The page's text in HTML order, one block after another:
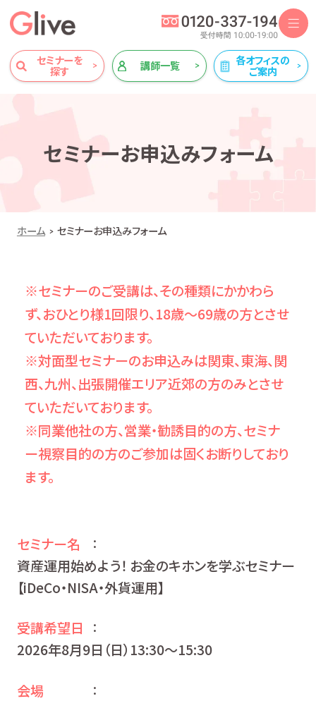
セミナーを
探す
講師一覧
各オフィスの
ご案内
セミナーお申込みフォーム
ホーム セミナーお申込みフォーム
※セミナーのご受講は、その種類にかかわら
ず、おひとり様1回限り、18歳～69歳の方とさせ
ていただいております。
※対面型セミナーのお申込みは関東、東海、関
西、九州、出張開催エリア近郊の方のみとさせ
ていただいております。
※同業他社の方、営業・勧誘目的の方、セミナ
ー視察目的の方のご参加は固くお断りしており
ます。
セミナー名 ：
資産運用始めよう！ お金のキホンを学ぶセミナー
【iDeCo・NISA・外貨運用】
受講希望日 ：
2026年8月9日（日）13:30〜15:30
会場 ：